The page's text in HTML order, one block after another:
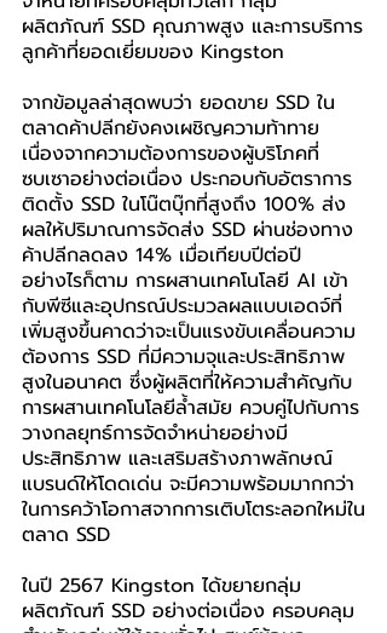
ผลิตภัณฑ์ SSD คุณภาพสูง และการบริการ
ลูกค้าที่ยอดเยี่ยมของ Kingston
จากข้อมูลล่าสุดพบว่า ยอดขาย SSD ใน
ตลาดค้าปลีกยังคงเผชิญความท้าทาย
เนื่องจากความต้องการของผู้บริโภคที่
ซบเซาอย่างต่อเนื่อง ประกอบกับอัตราการ
ติดตั้ง SSD ในโน๊ตบุ๊กที่สูงถึง 100% ส่ง
ผลให้ปริมาณการจัดส่ง SSD ผ่านช่องทาง
ค้าปลีกลดลง 14% เมื่อเทียบปีต่อปี
อย่างไรก็ตาม การผสานเทคโนโลยี AI เข้า
กับพีซีและอุปกรณ์ประมวลผลแบบเอดจ์ที่
เพิ่มสูงขึ้นคาดว่าจะเป็นแรงขับเคลื่อนความ
ต้องการ SSD ที่มีความจุและประสิทธิภาพ
สูงในอนาคต ซึ่งผู้ผลิตที่ให้ความสำคัญกับ
การผสานเทคโนโลยีล้ำสมัย ควบคู่ไปกับการ
วางกลยุทธ์การจัดจำหน่ายอย่างมี
ประสิทธิภาพ และเสริมสร้างภาพลักษณ์
แบรนด์ให้โดดเด่น จะมีความพร้อมมากกว่า
ในการคว้าโอกาสจากการเติบโตระลอกใหม่ใน
ตลาด SSD
ในปี 2567 Kingston ได้ขยายกลุ่ม
ผลิตภัณฑ์ SSD อย่างต่อเนื่อง ครอบคลุม